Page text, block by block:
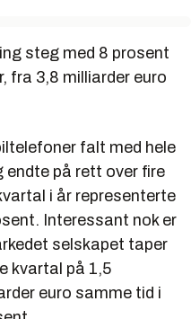
steg med 8 prosent
fra 3,8 milliarder euro
falt med hele
endte på rett over fire
i år representerte
Interessant nok er
selskapet taper
kvartal på 1,5
euro samme tid i